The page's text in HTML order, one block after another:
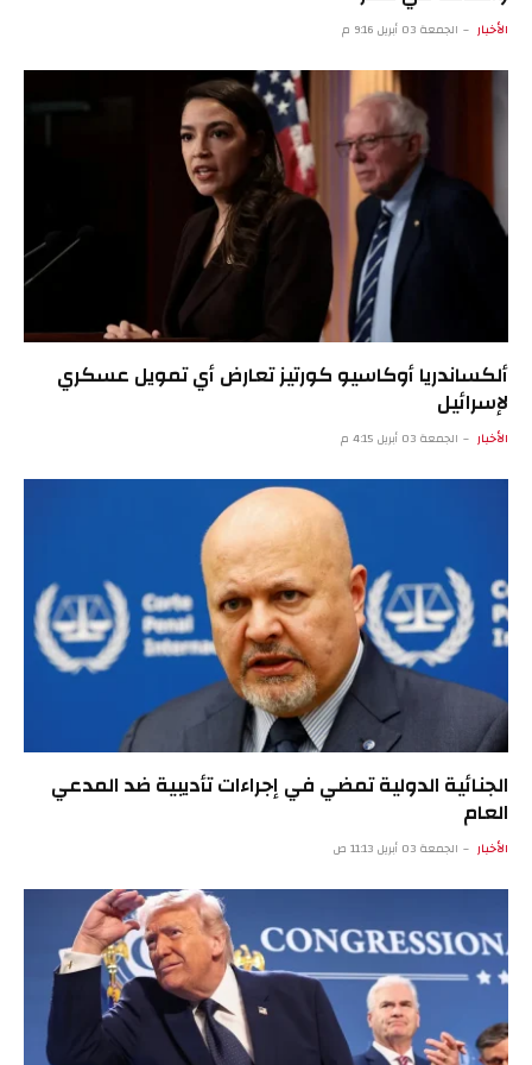
الأخبار الجمعة 03 أبريل 9:16 م
ألكساندريا أوكاسيو كورتيز تعارض أي تمويل عسكري
لإسرائيل
الأخبار الجمعة 03 أبريل 4:15 م
الجنائية الدولية تمضي في إجراءات تأديبية ضد المدعي
العام
الأخبار الجمعة 03 أبريل 11:13 ص